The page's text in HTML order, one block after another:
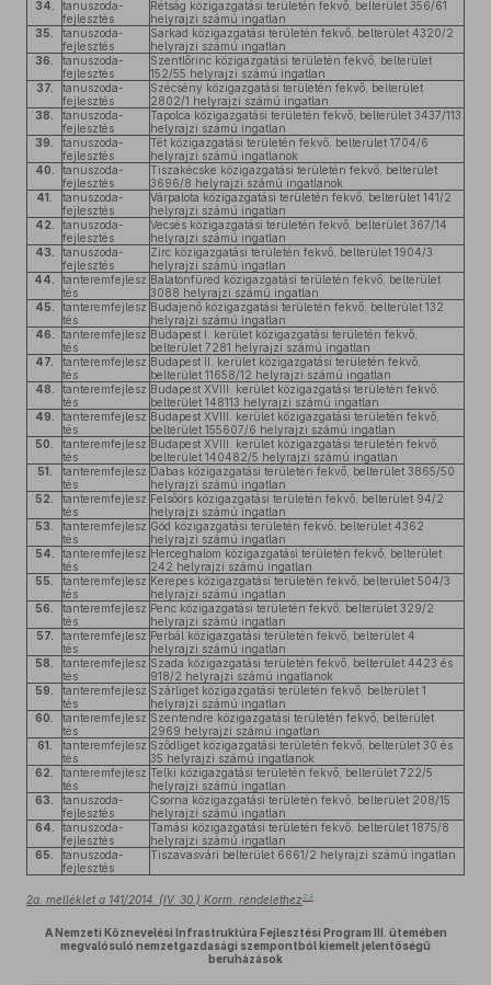
34.
tanuszoda-
fejlesztés
Rétság közigazgatási területén fekvő, belterület 356/61
helyrajzi számú ingatlan
35.
tanuszoda-
fejlesztés
Sarkad közigazgatási területén fekvő, belterület 4320/2
helyrajzi számú ingatlan
36.
tanuszoda-
fejlesztés
Szentlőrinc közigazgatási területén fekvő, belterület
152/55 helyrajzi számú ingatlan
37.
tanuszoda-
fejlesztés
Szécsény közigazgatási területén fekvő, belterület
2802/1 helyrajzi számú ingatlan
38.
tanuszoda-
fejlesztés
Tapolca közigazgatási területén fekvő, belterület 3437/113
helyrajzi számú ingatlan
39.
tanuszoda-
fejlesztés
Tét közigazgatási területén fekvő, belterület 1704/6
helyrajzi számú ingatlanok
40.
tanuszoda-
fejlesztés
Tiszakécske közigazgatási területén fekvő, belterület
3696/8 helyrajzi számú ingatlanok
41.
tanuszoda-
fejlesztés
Várpalota közigazgatási területén fekvő, belterület 141/2
helyrajzi számú ingatlan
42.
tanuszoda-
fejlesztés
Vecsés közigazgatási területén fekvő, belterület 367/14
helyrajzi számú ingatlan
43.
tanuszoda-
fejlesztés
Zirc közigazgatási területén fekvő, belterület 1904/3
helyrajzi számú ingatlan
44.
tanteremfejlesz
tés
Balatonfüred közigazgatási területén fekvő, belterület
3088 helyrajzi számú ingatlan
45.
tanteremfejlesz
tés
Budajenő közigazgatási területén fekvő, belterület 132
helyrajzi számú ingatlan
46.
tanteremfejlesz
tés
Budapest I. kerület közigazgatási területén fekvő,
belterület 7281 helyrajzi számú ingatlan
47.
tanteremfejlesz
tés
Budapest II. kerület közigazgatási területén fekvő,
belterület 11658/12 helyrajzi számú ingatlan
48.
tanteremfejlesz
tés
Budapest XVIII. kerület közigazgatási területén fekvő,
belterület 148113 helyrajzi számú ingatlan
49.
tanteremfejlesz
tés
Budapest XVIII. kerület közigazgatási területén fekvő,
belterület 155607/6 helyrajzi számú ingatlan
50.
tanteremfejlesz
tés
Budapest XVIII. kerület közigazgatási területén fekvő,
belterület 140482/5 helyrajzi számú ingatlan
51.
tanteremfejlesz
tés
Dabas közigazgatási területén fekvő, belterület 3865/50
helyrajzi számú ingatlan
52.
tanteremfejlesz
tés
Felsőörs közigazgatási területén fekvő, belterület 94/2
helyrajzi számú ingatlan
53.
tanteremfejlesz
tés
Göd közigazgatási területén fekvő, belterület 4362
helyrajzi számú ingatlan
54.
tanteremfejlesz
tés
Herceghalom közigazgatási területén fekvő, belterület
242 helyrajzi számú ingatlan
55.
tanteremfejlesz
tés
Kerepes közigazgatási területén fekvő, belterület 504/3
helyrajzi számú ingatlan
56.
tanteremfejlesz
tés
Penc közigazgatási területén fekvő, belterület 329/2
helyrajzi számú ingatlan
57.
tanteremfejlesz
tés
Perbál közigazgatási területén fekvő, belterület 4
helyrajzi számú ingatlan
58.
tanteremfejlesz
tés
Szada közigazgatási területén fekvő, belterület 4423 és
918/2 helyrajzi számú ingatlanok
59.
tanteremfejlesz
tés
Szárliget közigazgatási területén fekvő, belterület 1
helyrajzi számú ingatlan
60.
tanteremfejlesz
tés
Szentendre közigazgatási területén fekvő, belterület
2969 helyrajzi számú ingatlan
61.
tanteremfejlesz
tés
Sződliget közigazgatási területén fekvő, belterület 30 és
35 helyrajzi számú ingatlanok
62.
tanteremfejlesz
tés
Telki közigazgatási területén fekvő, belterület 722/5
helyrajzi számú ingatlan
63.
tanuszoda-
fejlesztés
Csorna közigazgatási területén fekvő, belterület 208/15
helyrajzi számú ingatlan
64.
tanuszoda-
fejlesztés
Tamási közigazgatási területén fekvő, belterület 1875/8
helyrajzi számú ingatlan
65.
tanuszoda-
fejlesztés
Tiszavasvári belterület 6661/2 helyrajzi számú ingatlan
2a. melléklet a 141/2014. (IV. 30.) Korm. rendelethez 23
A Nemzeti Köznevelési Infrastruktúra Fejlesztési Program III. ütemében
megvalósuló nemzetgazdasági szempontból kiemelt jelentőségű
beruházások